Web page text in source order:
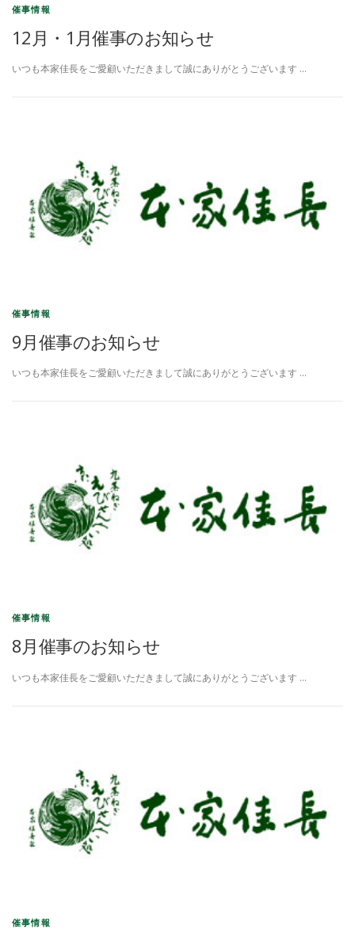
催事情報
12月・1月催事のお知らせ
いつも本家佳長をご愛顧いただきまして誠にありがとうございます …
催事情報
9月催事のお知らせ
いつも本家佳長をご愛顧いただきまして誠にありがとうございます …
催事情報
8月催事のお知らせ
いつも本家佳長をご愛顧いただきまして誠にありがとうございます …
催事情報